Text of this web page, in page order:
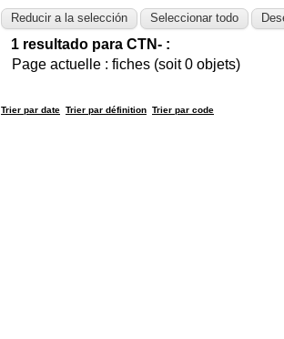
1 resultado para CTN- :
Page actuelle : fiches (soit0 objets)
Trier par date Trier par définition Trier par code